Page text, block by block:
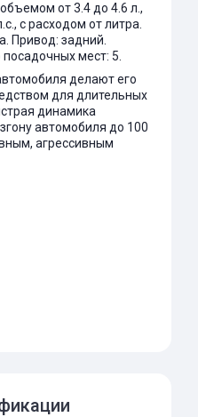
от 3.4 до 4.6 л.,
с расходом от литра.
Привод: задний.
мест: 5.
делают его
для длительных
динамика
автомобиля до 100
агрессивным